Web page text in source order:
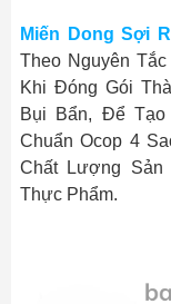
Miến Dong Sợi
Theo Nguyên
Khi Đóng Gói
Bụi Bẩn, Để
Chuẩn Ocop 4
Chất Lượng Sản
Thực Phẩm.